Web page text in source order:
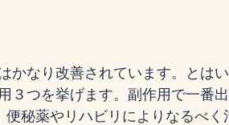
かなり改善されています。とは
３つを挙げます。副作用で一番
秘薬やリハビリによりなるべく